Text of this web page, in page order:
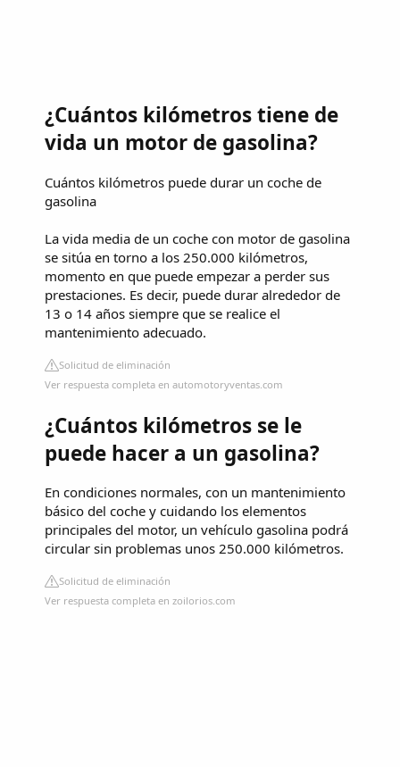
¿Cuántos kilómetros tiene de
vida un motor de gasolina?
Cuántos kilómetros puede durar un coche de
gasolina
La vida media de un coche con motor de gasolina
se sitúa en torno a los 250.000 kilómetros,
momento en que puede empezar a perder sus
prestaciones. Es decir, puede durar alrededor de
13 o 14 años siempre que se realice el
mantenimiento adecuado.
Solicitud de eliminación
Ver respuesta completa en automotoryventas.com
¿Cuántos kilómetros se le
puede hacer a un gasolina?
En condiciones normales, con un mantenimiento
básico del coche y cuidando los elementos
principales del motor, un vehículo gasolina podrá
circular sin problemas unos 250.000 kilómetros.
Solicitud de eliminación
Ver respuesta completa en zoilorios.com